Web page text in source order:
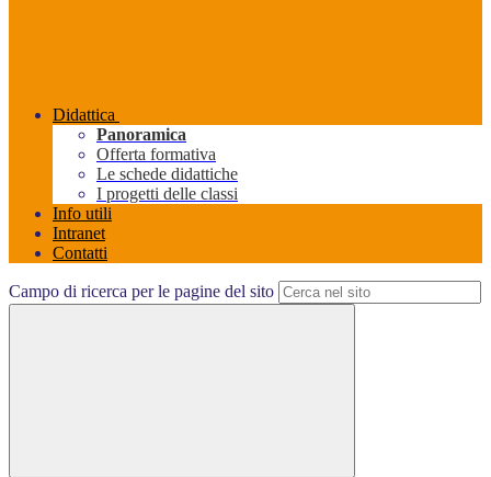
Didattica
Panoramica
Offerta formativa
Le schede didattiche
I progetti delle classi
Info utili
Intranet
Contatti
Campo di ricerca per le pagine del sito